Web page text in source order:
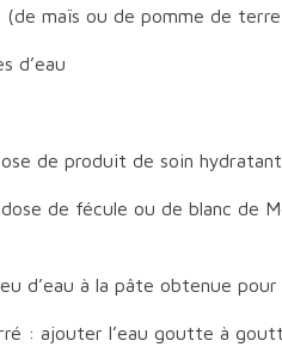
(de maïs ou de pomme de
d’eau
de produit de soin
de fécule ou de blanc de
d’eau à la pâte obtenue
: ajouter l’eau goutte à